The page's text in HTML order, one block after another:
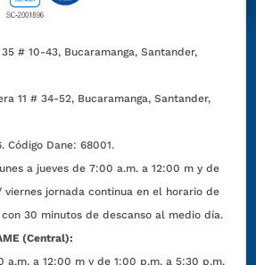
# 10-43, Bucaramanga, Santander,
11 # 34-52, Bucaramanga, Santander,
Código Dane: 68001.
a jueves de 7:00 a.m. a 12:00 m y de
viernes jornada continua en el horario de
30 minutos de descanso al medio día.
(Central):
a 12:00 m y de 1:00 p.m. a 5:30 p.m.